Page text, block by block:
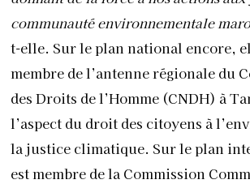
communauté environnementale
t-elle. Sur le plan national encore,
membre de l’antenne régionale du
des Droits de l’Homme (CNDH) à
l’aspect du droit des citoyens à
la justice climatique. Sur le plan
est membre de la Commission